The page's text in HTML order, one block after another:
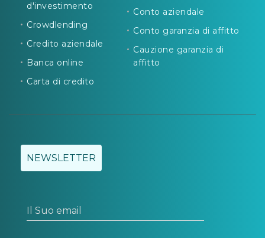
d'investimento
Crowdlending
Credito aziendale
Banca online
Carta di credito
Conto aziendale
Conto garanzia di affitto
Cauzione garanzia di
affitto
NEWSLETTER
Il Suo email